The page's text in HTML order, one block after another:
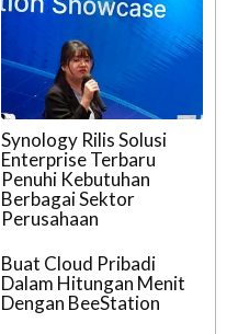
Synology Rilis Solusi
Enterprise Terbaru
Penuhi Kebutuhan
Berbagai Sektor
Perusahaan
Buat Cloud Pribadi
Dalam Hitungan Menit
Dengan BeeStation